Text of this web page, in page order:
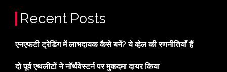
Recent Posts
एनएफटी ट्रेडिंग में लाभदायक कैसे बनें? ये व्हेल की रणनीतियाँ हैं
दो पूर्व एथलीटों ने नॉर्थवेस्टर्न पर मुकदमा दायर किया